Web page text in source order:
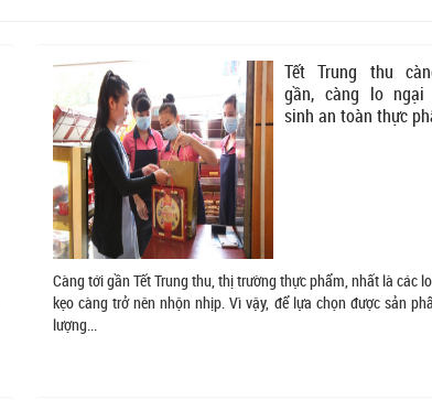
Tết Trung thu
gần, càng lo
sinh an toàn thực
Càng tới gần Tết Trung thu, thị trường thực phẩm, nhất là các
kẹo càng trở nên nhộn nhịp. Vì vậy, để lựa chọn được sản
lượng...